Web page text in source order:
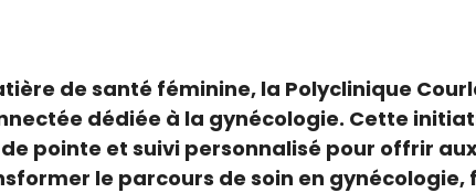
de santé féminine, la Polyclinique
dédiée à la gynécologie. Cette
pointe et suivi personnalisé pour offrir
le parcours de soin en